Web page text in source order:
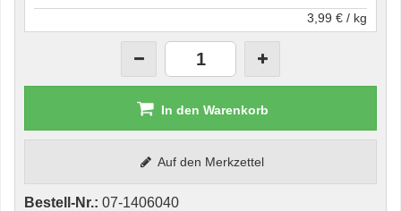
3,99 € / kg
In den Warenkorb
Auf den Merkzettel
Bestell-Nr.: 07-1406040